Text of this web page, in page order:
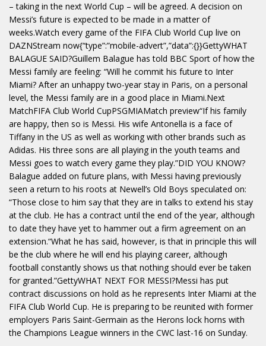
– taking in the next World Cup – will be agreed. A decision on
Messi’s future is expected to be made in a matter of
weeks.Watch every game of the FIFA Club World Cup live on
DAZNStream now{“type”:”mobile-advert”,”data”:{}}GettyWHAT
BALAGUE SAID?Guillem Balague has told BBC Sport of how the
Messi family are feeling: “Will he commit his future to Inter
Miami? After an unhappy two-year stay in Paris, on a personal
level, the Messi family are in a good place in Miami.Next
MatchFIFA Club World CupPSGMIAMatch preview“If his family
are happy, then so is Messi. His wife Antonella is a face of
Tiffany in the US as well as working with other brands such as
Adidas. His three sons are all playing in the youth teams and
Messi goes to watch every game they play.”DID YOU KNOW?
Balague added on future plans, with Messi having previously
seen a return to his roots at Newell’s Old Boys speculated on:
“Those close to him say that they are in talks to extend his stay
at the club. He has a contract until the end of the year, although
to date they have yet to hammer out a firm agreement on an
extension.“What he has said, however, is that in principle this will
be the club where he will end his playing career, although
football constantly shows us that nothing should ever be taken
for granted.”GettyWHAT NEXT FOR MESSI?Messi has put
contract discussions on hold as he represents Inter Miami at the
FIFA Club World Cup. He is preparing to be reunited with former
employers Paris Saint-Germain as the Herons lock horns with
the Champions League winners in the CWC last-16 on Sunday.